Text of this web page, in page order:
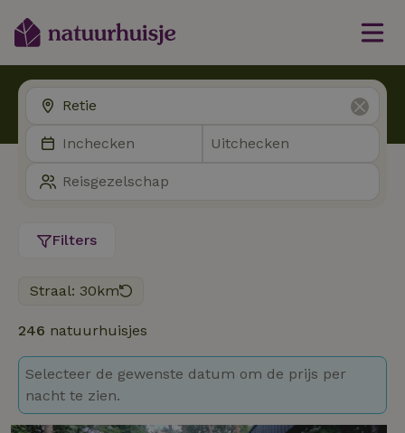
Filters
Straal: 30km
246 natuurhuisjes
Selecteer de gewenste datum om de prijs per
nacht te zien.